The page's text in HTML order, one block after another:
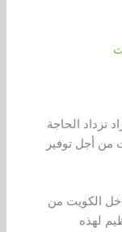
تزداد الحاجة
أجل توفير
الكويت من
لهذه